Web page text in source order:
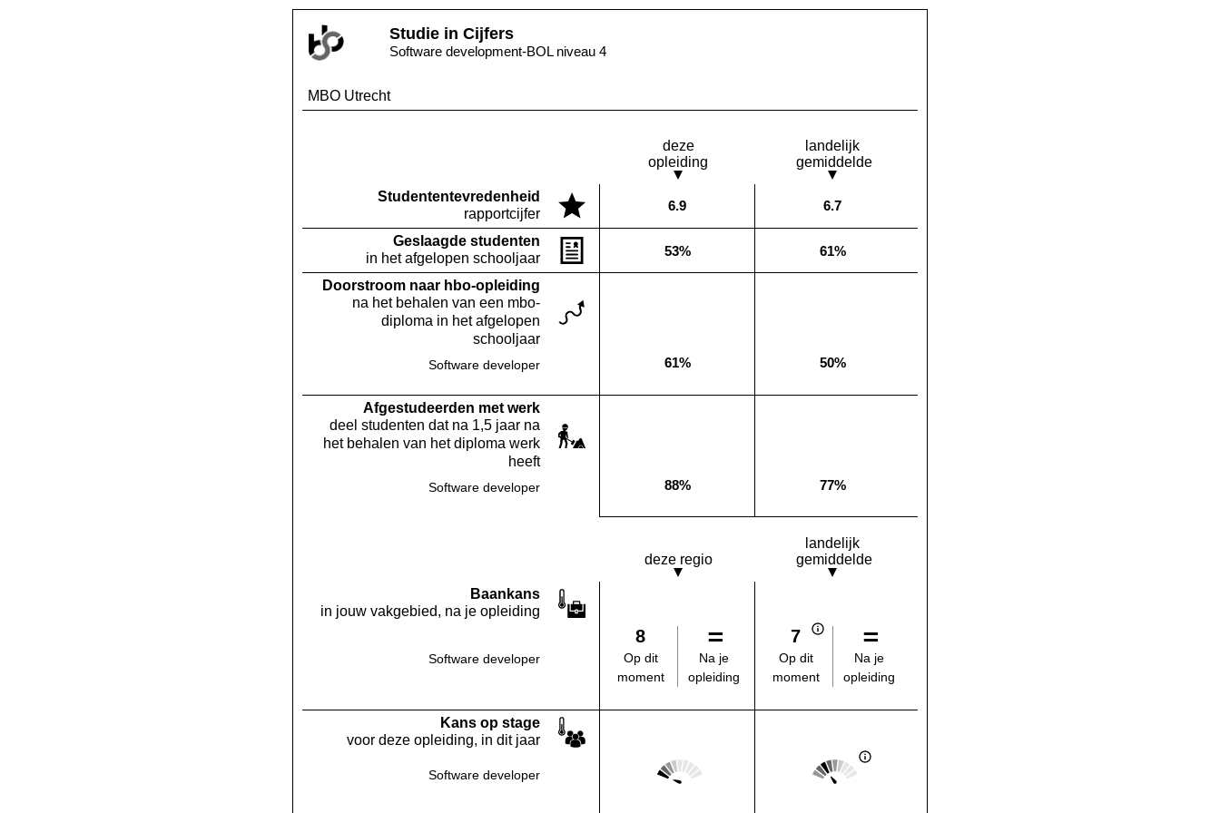
Studie in Cijfers
Software development-BOL niveau 4
MBO Utrecht
deze
opleiding
landelijk
gemiddelde
Studenten­tevredenheid
rapportcijfer
Deze opleiding:
6.9 Landelijk gemiddelde:
6.7
Geslaagde studenten
in het afgelopen schooljaar
Deze opleiding:
53% Landelijk gemiddelde:
61%
Doorstroom naar hbo-opleiding
na het behalen van een mbo-
diploma in het afgelopen
schooljaar
Software developer Deze opleiding:
61% Landelijk gemiddelde:
50%
Af­gestudeerden met werk
deel studenten dat na 1,5 jaar na
het behalen van het diploma werk
heeft
Software developer Deze opleiding:
88% Landelijk gemiddelde:
77%
deze regio
landelijk
gemiddelde
Baankans
in jouw vakgebied, na je opleiding
Software developer
8
Op dit
moment
Na je
opleiding
7
Op dit
moment
Na je
opleiding
Kans op stage
voor deze opleiding, in dit jaar
Software developer Deze regio:
Score: 1 van 5
Landelijk gemiddelde:
Score: 2 van 5